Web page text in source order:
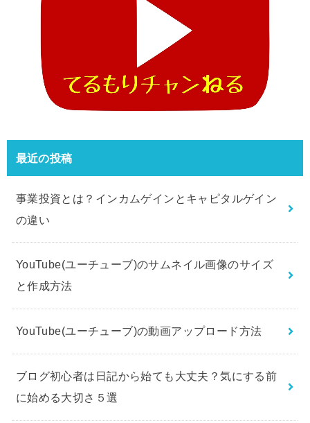
最近の投稿
事業投資とは？インカムゲインとキャピタルゲイン
の違い
YouTube(ユーチューブ)のサムネイル画像のサイズ
と作成方法
YouTube(ユーチューブ)の動画アップロード方法
ブログ初心者は日記から始ても大丈夫？気にする前
に始める大切さ５選